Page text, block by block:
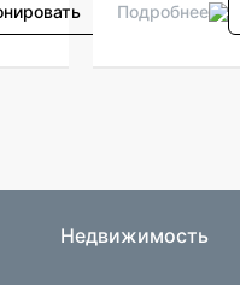
Подробнее
Недвижимость